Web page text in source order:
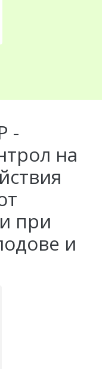
-
на
при
и